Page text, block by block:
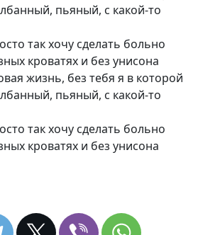
пьяный, с какой-то
так хочу сделать больно
кроватях и без унисона
жизнь, без тебя я в которой
пьяный, с какой-то
так хочу сделать больно
кроватях и без унисона